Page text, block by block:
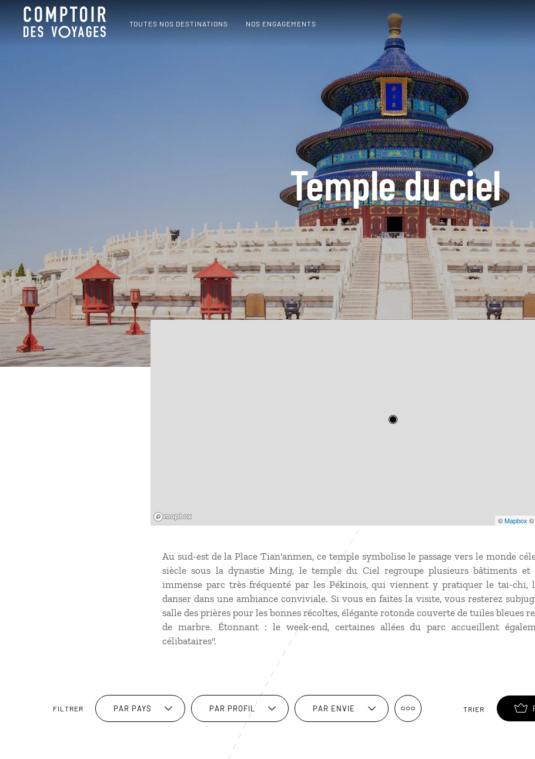
TOUTES NOS DESTINATIONS NOS ENGAGEMENTS
Temple du ciel
©Mapbox ©
Au sud-est de la Place Tian'anmen, ce temple symbolise le passage vers le monde
siècle sous la dynastie Ming, le temple du Ciel regroupe plusieurs bâtiments
immense parc très fréquenté par les Pékinois, qui viennent y pratiquer le tai-chi,
danser dans une ambiance conviviale. Si vous en faites la visite, vous resterez
salle des prières pour les bonnes récoltes, élégante rotonde couverte de tuiles bleues
de marbre. Étonnant : le week-end, certaines allées du parc accueillent
célibataires".
FILTRER PAR PAYS PAR PROFIL PAR ENVIE TRIER